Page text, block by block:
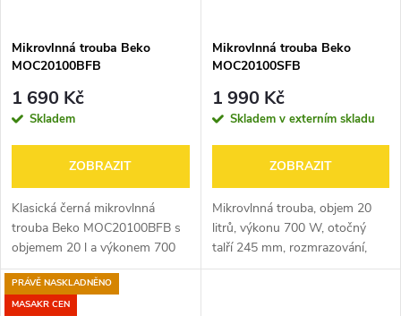
Mikrovlnná trouba Beko
MOC20100BFB
1 690 Kč
Skladem
ZOBRAZIT
Klasická černá mikrovlnná
trouba Beko MOC20100BFB s
objemem 20 l a výkonem 700
W nabízí 5 úrovní výkonu,
snadné mechanické ovládání a
funkci rozmrazování i ohřevu –
Mikrovlnná trouba Beko
MOC20100SFB
1 990 Kč
Skladem v externím skladu
ZOBRAZIT
Mikrovlnná trouba, objem 20
litrů, výkonu 700 W, otočný
talří 245 mm, rozmrazování,
mechanický časovač do 30 min
PRÁVĚ NASKLADNĚNO
MASAKR CEN